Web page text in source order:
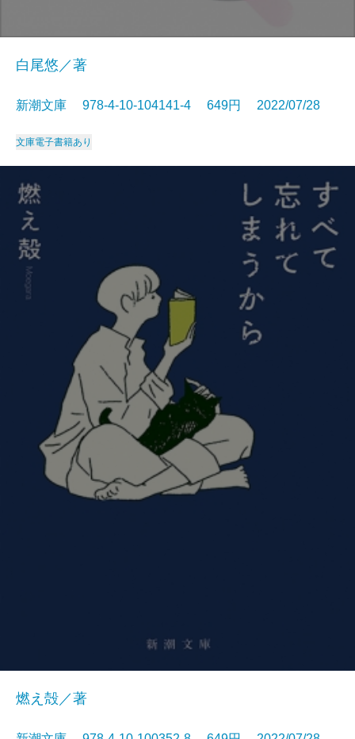
白尾悠／著
新潮文庫 978-4-10-104141-4 649円 2022/07/28
文庫電子書籍あり
燃え殻／著